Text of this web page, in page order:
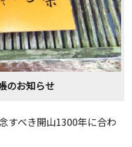
のお知らせ
すべき開山1300年に合わ